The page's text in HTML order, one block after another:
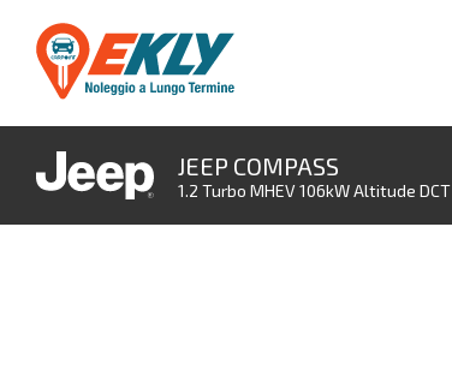
JEEP COMPASS
1.2 Turbo MHEV 106kW Altitude DCT